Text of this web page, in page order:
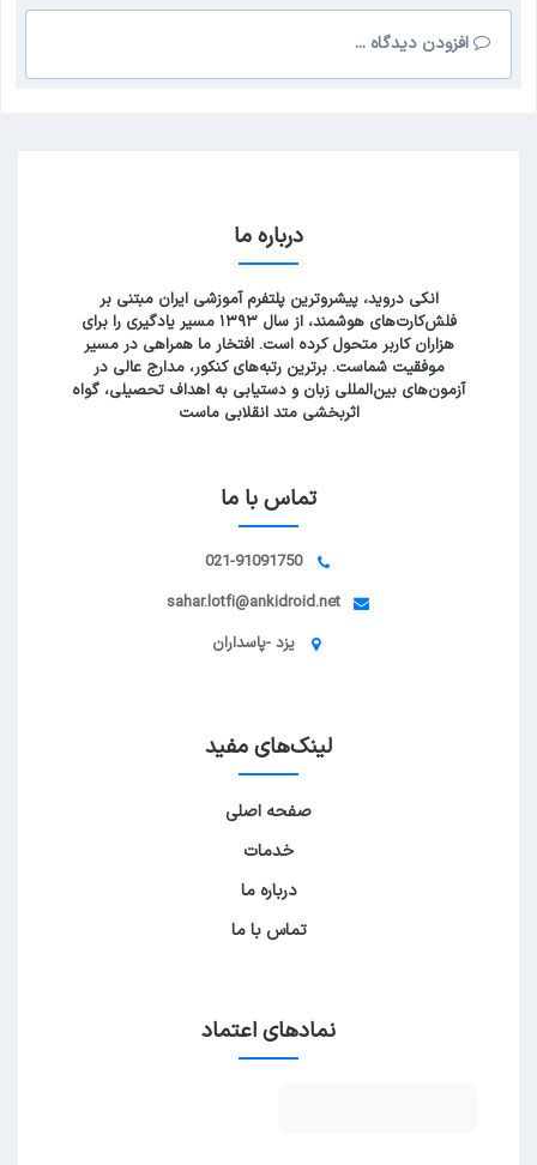
افزودن دیدگاه ...
درباره ما
انکی دروید، پیشروترین پلتفرم آموزشی ایران مبتنی بر
فلش‌کارت‌های هوشمند، از سال ۱۳۹۳ مسیر یادگیری را برای
هزاران کاربر متحول کرده است. افتخار ما همراهی در مسیر
موفقیت شماست. برترین رتبه‌های کنکور، مدارج عالی در
آزمون‌های بین‌المللی زبان و دستیابی به اهداف تحصیلی، گواه
اثربخشی متد انقلابی ماست
تماس با ما
021-91091750
sahar.lotfi@ankidroid.net
یزد -پاسداران
لینک‌های مفید
صفحه اصلی
خدمات
درباره ما
تماس با ما
نمادهای اعتماد